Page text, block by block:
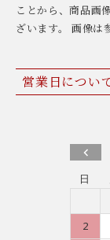
ことから、商品画
ざいます。 画像は
営業日につい
日
2